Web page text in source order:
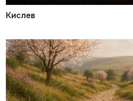
Кислев